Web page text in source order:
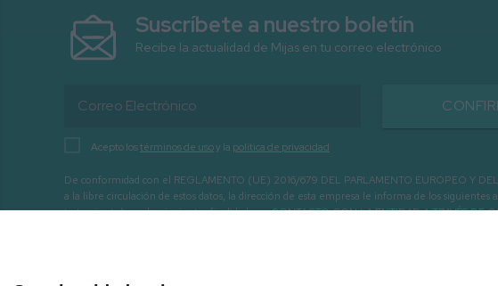
Suscríbete a nuestro boletín
Recibe la actualidad de Mijas en tu correo electrónico
Acepto lostérminos de usoy la política de privacidad
De conformidad con el REGLAMENTO (UE) 2016/679 DEL PARLAMENTO EUROPEO Y
a la libre circulación de estos datos, la dirección de esta empresa le informa de los
tratamiento) con las siguientes finalidades: - CONTACTO CON LA ENTIDAD A TRAVÉS DE